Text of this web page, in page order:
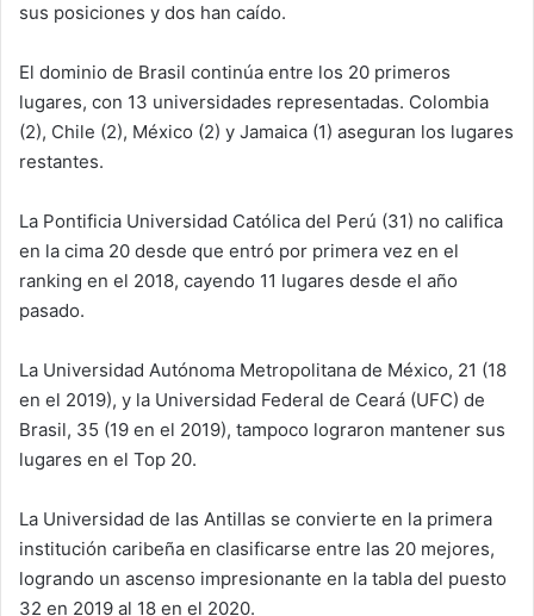
sus posiciones y dos han caído.
El dominio de Brasil continúa entre los 20 primeros
lugares, con 13 universidades representadas. Colombia
(2), Chile (2), México (2) y Jamaica (1) aseguran los lugares
restantes.
La Pontificia Universidad Católica del Perú (31) no califica
en la cima 20 desde que entró por primera vez en el
ranking en el 2018, cayendo 11 lugares desde el año
pasado.
La Universidad Autónoma Metropolitana de México, 21 (18
en el 2019), y la Universidad Federal de Ceará (UFC) de
Brasil, 35 (19 en el 2019), tampoco lograron mantener sus
lugares en el Top 20.
La Universidad de las Antillas se convierte en la primera
institución caribeña en clasificarse entre las 20 mejores,
logrando un ascenso impresionante en la tabla del puesto
32 en 2019 al 18 en el 2020.